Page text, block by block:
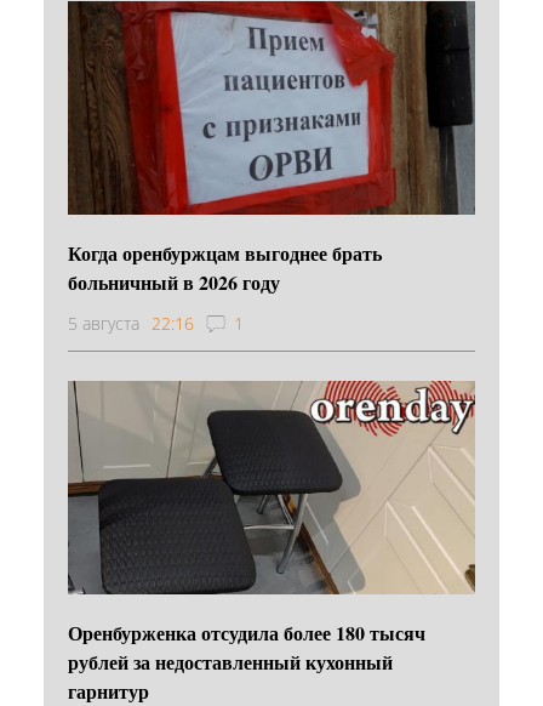
Когда оренбуржцам выгоднее брать
больничный в 2026 году
5 августа 22:16 1
Оренбурженка отсудила более 180 тысяч
рублей за недоставленный кухонный
гарнитур